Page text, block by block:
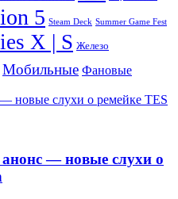
5 Steam Deck Summer Game Fest
X | S Железо
Мобильные Фановые
новые слухи о ремейке TES
— новые слухи о